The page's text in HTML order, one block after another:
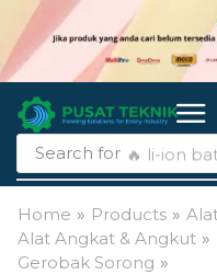
Search for 🔥 li-ion
Home » Products »
Alat Angkat & Angkut »
Gerobak Sorong »